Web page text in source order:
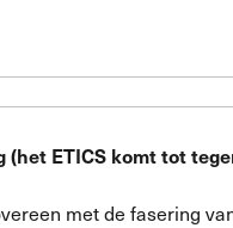
(het ETICS komt tot
met de fasering